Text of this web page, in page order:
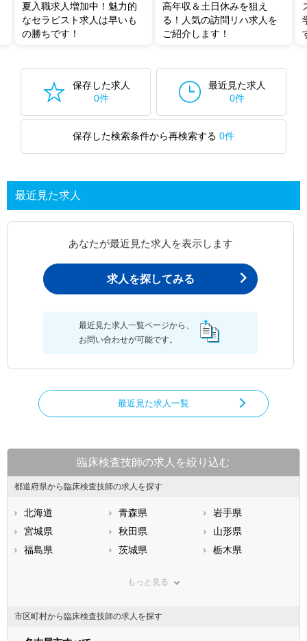
夏入職求人増加中！魅力的
なセラピスト求人は早いも
の勝ちです！
高年収＆土日休みを狙え
る！人気の訪問リハ求人を
ご紹介します！
保存した求人
0件
最近見た求人
0件
保存した検索条件から再検索する 0件
最近見た求人
あなたが最近見た求人を表示します
求人を探してみる
最近見た求人一覧ページから、
お問い合わせが可能です。
最近見た求人一覧
臨床検査技師の求人を絞り込む
都道府県から臨床検査技師の求人を探す
北海道 青森県
岩手県
宮城県
秋田県
山形県
福島県
茨城県
栃木県
神奈川県
石川県
福井県
もっと見る
市区町村から臨床検査技師の求人を探す